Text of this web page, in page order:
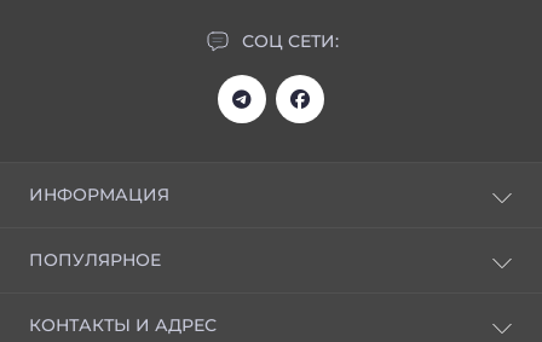
СОЦ СЕТИ:
ИНФОРМАЦИЯ
Отзывы
Скачать прайс
ПОПУЛЯРНОЕ
Кремы универсальные
КОНТАКТЫ И АДРЕС